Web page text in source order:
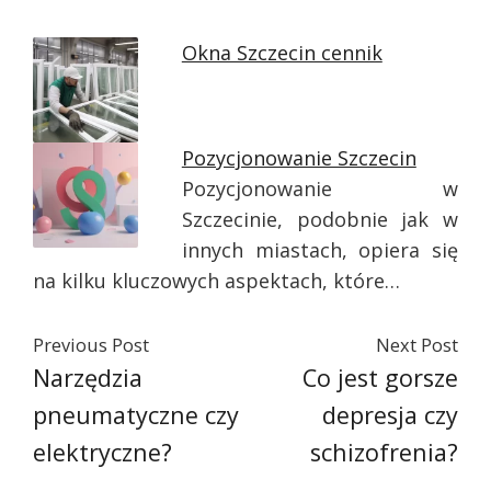
Okna Szczecin cennik
Pozycjonowanie Szczecin
Pozycjonowanie w
Szczecinie, podobnie jak w
innych miastach, opiera się
na kilku kluczowych aspektach, które…
Previous Post
Narzędzia
pneumatyczne czy
elektryczne?
Next Post
Co jest gorsze
depresja czy
schizofrenia?